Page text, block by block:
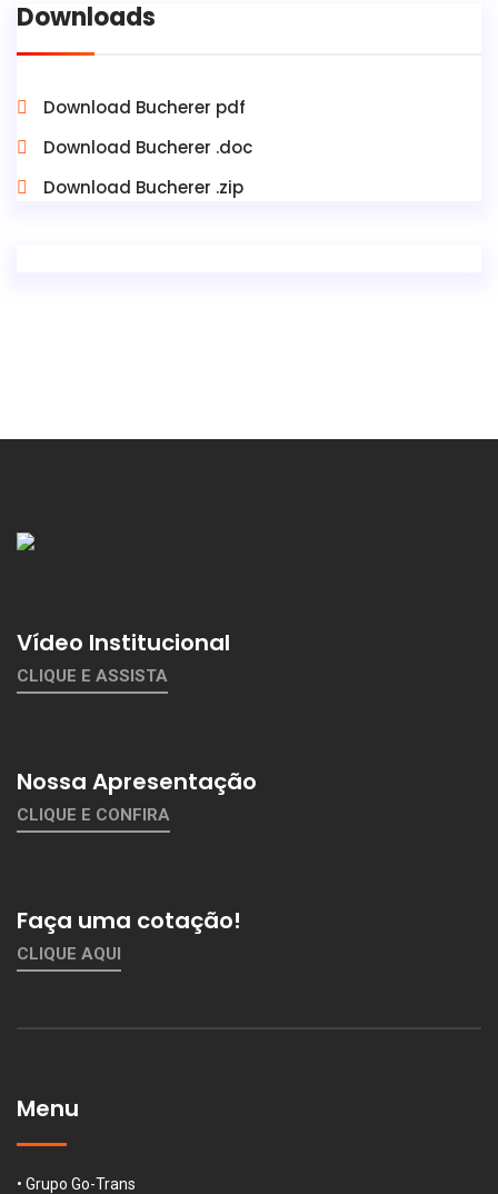
Downloads
Download Bucherer pdf
Download Bucherer .doc
Download Bucherer .zip
Vídeo Institucional
CLIQUE E ASSISTA
Nossa Apresentação
CLIQUE E CONFIRA
Faça uma cotação!
CLIQUE AQUI
Menu
• Grupo Go-Trans